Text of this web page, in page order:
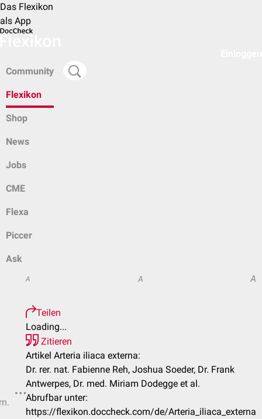
Das Flexikon
als App
Community
Flexikon
Shop
News
Jobs
CME
Flexa
Piccer
Ask
A A A
Teilen
Loading...
Zitieren
Artikel Arteria iliaca externa:
Dr. rer. nat. Fabienne Reh, Joshua Soeder, Dr. Frank
Antwerpes, Dr. med. Miriam Dodegge et al.
Abrufbar unter:
https://flexikon.doccheck.com/de/Arteria_iliaca_externa